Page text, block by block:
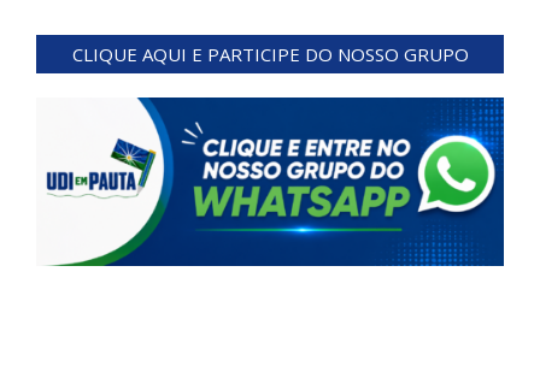
08-
CLIQUE AQUI E PARTICIPE DO NOSSO GRUPO